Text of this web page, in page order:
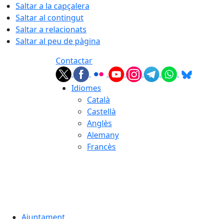
Saltar a la capçalera
Saltar al contingut
Saltar a relacionats
Saltar al peu de pàgina
Contactar
Idiomes
Català
Castellà
Anglès
Alemany
Francès